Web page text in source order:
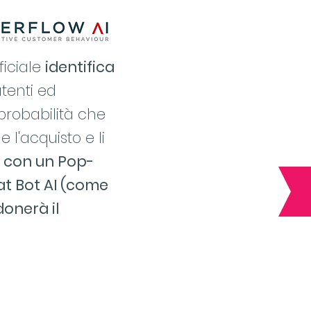
identifica
ed
che
l'acquisto e li
un Pop-
Bot AI (come
il